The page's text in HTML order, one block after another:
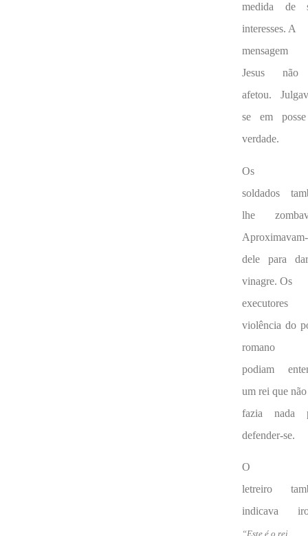
medida de
interesses. A
Jesus
afetou.
se em
verdade.
Os
soldados
lhe
dele para
vinagre. Os
violência do
romano
podiam
um rei que não
fazia nada
defender-se.
O
letreiro
indicava
“Este é o rei